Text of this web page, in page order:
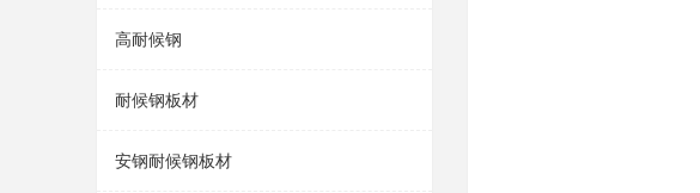
高耐候钢
耐候钢板材
安钢耐候钢板材